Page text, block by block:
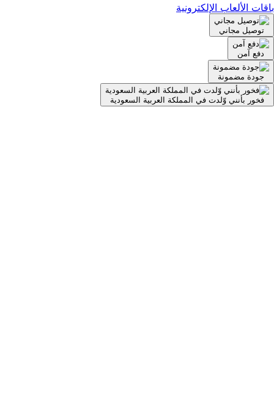
باقات الألعاب الإلكترونية
توصيل مجاني
دفع آمن
جودة مضمونة
فخور بأنني وّلدت في المملكة العربية السعودية